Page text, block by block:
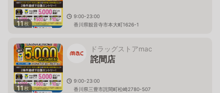
11枚
9:00-23:00
香川県観音寺市本大町1626-1
11枚
ドラッグストアmac
詫間店
9:00-23:00
香川県三豊市詫間町松崎2780-507